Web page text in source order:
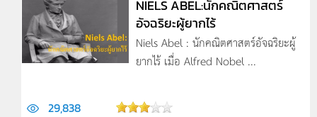
NIELS ABEL:นักคณิตศาสตร์
อัจฉริยะผู้ยากไร้
Niels Abel : นักคณิตศาสตร์อัจฉริยะผู้
ยากไร้ เมื่อ Alfred Nobel ...
29,838